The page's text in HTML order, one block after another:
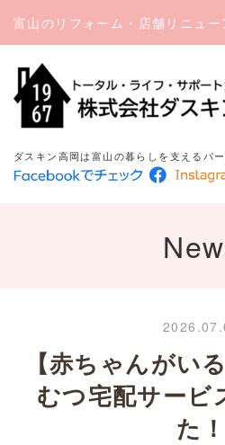
ダスキン高岡は富山の暮らしを支えるパ
【赤ちゃんがい
むつ宅配サービ
た！